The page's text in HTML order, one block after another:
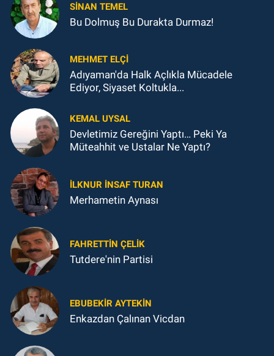
SINAN TEMEL
Bu Dolmuş Bu Durakta Durmaz!
MEHMET ELÇI
Adıyaman'da Halk Açlıkla Mücadele
Ediyor, Siyaset Koltukla...
KEMAL UYSAL
Devletimiz Gereğini Yaptı… Peki Ya
Müteahhit ve Ustalar Ne Yaptı?
İLKNUR İNSAF TURAN
Merhametin Aynası
FAHRETTIN ÇELİK
Tutdere'nin Partisi
EBUBEKIR AYTEKIN
Enkazdan Çalınan Vicdan